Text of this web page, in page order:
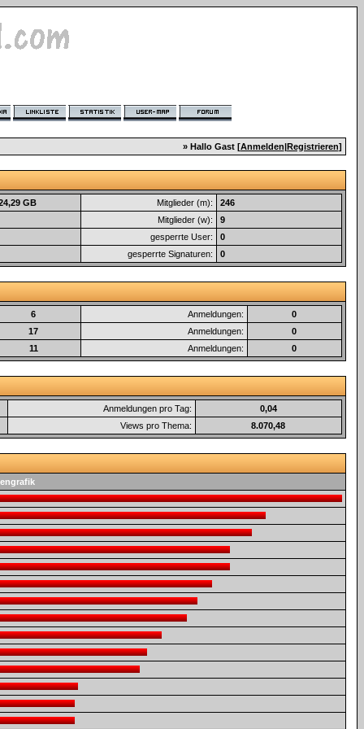
» Hallo Gast [Anmelden|Registrieren]
GB Mitglieder (m):
246
Mitglieder (w):
9
gesperrte User:
0
gesperrte Signaturen: 0
6 Anmeldungen:
0
17 Anmeldungen:
0
11 Anmeldungen: 0
Anmeldungen pro Tag:
0,04
Views pro Thema: 8.070,48